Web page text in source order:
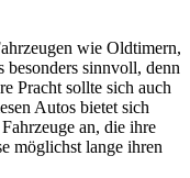
wie Oldtimern,
sinnvoll, denn
Pracht sollte sich auch
Autos bietet sich
an, die ihre
möglichst lange ihren